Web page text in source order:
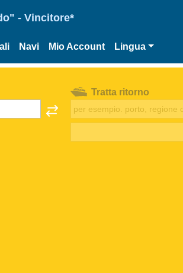
- Vincitore*
Navi Mio Account Lingua
Tratta ritorno